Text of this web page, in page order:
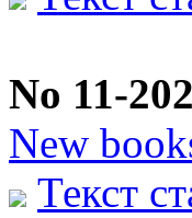
No 11-
New
Текст